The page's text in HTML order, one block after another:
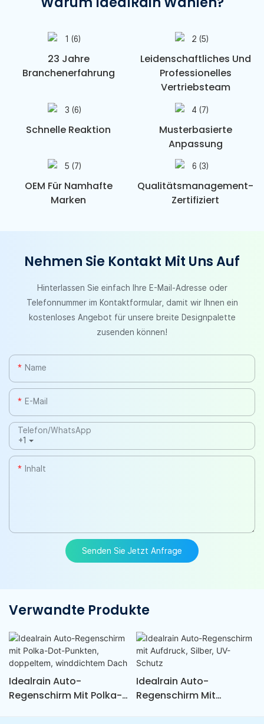
23 Jahre
Branchenerfahrung
Leidenschaftliches Und
Professionelles
Vertriebsteam
Schnelle Reaktion
Musterbasierte
Anpassung
OEM Für Namhafte
Marken
Qualitätsmanagement-
Zertifiziert
Nehmen Sie Kontakt Mit Uns Auf
Hinterlassen Sie einfach Ihre E-Mail-Adresse oder
Telefonnummer im Kontaktformular, damit wir Ihnen ein
kostenloses Angebot für unsere breite Designpalette
zusenden können!
Name
E-Mail
+1
Telefon/WhatsApp
Inhalt
Senden Sie Jetzt Anfrage
Verwandte Produkte
Idealrain Auto-
Regenschirm Mit Polka-
Idealrain Auto-
Regenschirm Mit